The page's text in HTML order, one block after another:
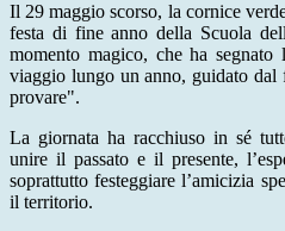
​Il 29 maggio scorso, la cornice
festa di fine anno della Scuola
momento magico, che ha
viaggio lungo un anno, guidato
provare".
​La giornata ha racchiuso in sé
unire il passato e il presente,
soprattutto festeggiare l’amicizia
il territorio.